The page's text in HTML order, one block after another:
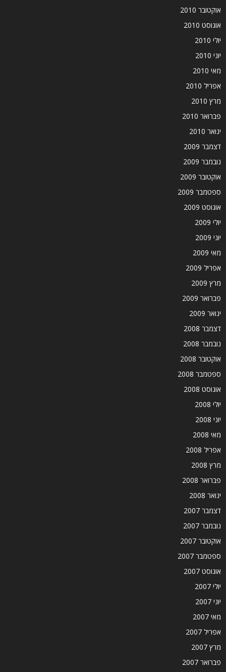
אוקטובר 2010
אוגוסט 2010
יולי 2010
יוני 2010
מאי 2010
אפריל 2010
מרץ 2010
פברואר 2010
ינואר 2010
דצמבר 2009
נובמבר 2009
אוקטובר 2009
ספטמבר 2009
אוגוסט 2009
יולי 2009
יוני 2009
מאי 2009
אפריל 2009
מרץ 2009
פברואר 2009
ינואר 2009
דצמבר 2008
נובמבר 2008
אוקטובר 2008
ספטמבר 2008
אוגוסט 2008
יולי 2008
יוני 2008
מאי 2008
אפריל 2008
מרץ 2008
פברואר 2008
ינואר 2008
דצמבר 2007
נובמבר 2007
אוקטובר 2007
ספטמבר 2007
אוגוסט 2007
יולי 2007
יוני 2007
מאי 2007
אפריל 2007
מרץ 2007
פברואר 2007